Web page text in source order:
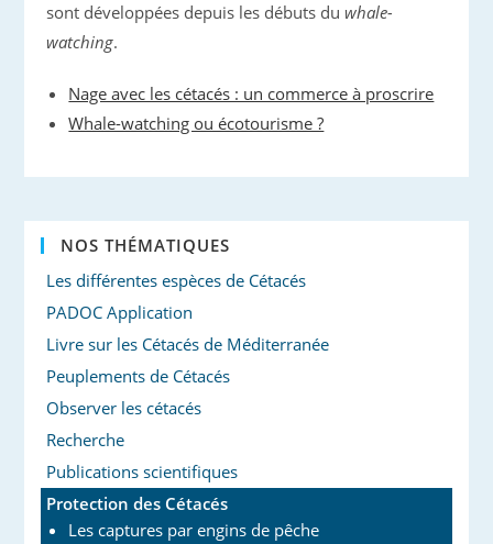
sont développées depuis les débuts du whale-
watching.
Nage avec les cétacés : un commerce à proscrire
Whale-watching ou écotourisme ?
NOS THÉMATIQUES
Les différentes espèces de Cétacés
PADOC Application
Livre sur les Cétacés de Méditerranée
Peuplements de Cétacés
Observer les cétacés
Recherche
Publications scientifiques
Protection des Cétacés
Les captures par engins de pêche